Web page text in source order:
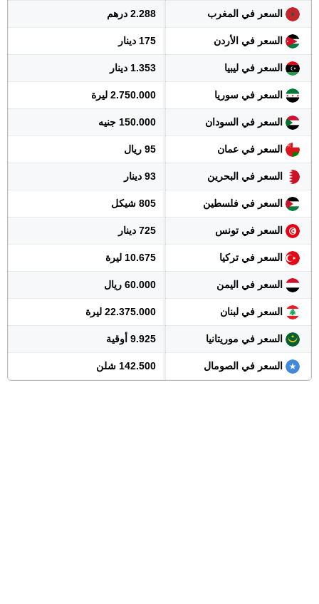
السعر في المغرب 2.288 درهم
السعر في الأردن 175 دينار
السعر في ليبيا 1.353 دينار
السعر في سوريا 2.750.000 ليرة
السعر في السودان 150.000 جنيه
السعر في عمان 95 ريال
السعر في البحرين 93 دينار
السعر في فلسطين 805 شيكل
السعر في تونس 725 دينار
السعر في تركيا 10.675 ليرة
السعر في اليمن 60.000 ريال
السعر في لبنان 22.375.000 ليرة
السعر في موريتانيا 9.925 أوقية
السعر في الصومال 142.500 شلن